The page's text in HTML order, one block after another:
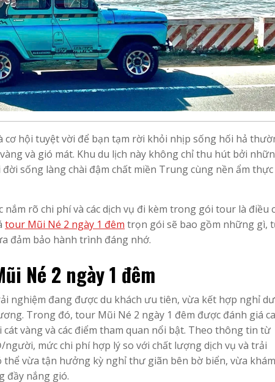
cơ hội tuyệt vời để bạn tạm rời khỏi nhịp sống hối hả
và gió mát. Khu du lịch này không chỉ thu hút bởi
sống làng chài đậm chất miền Trung cùng nền ẩm thực
rõ chi phí và các dịch vụ đi kèm trong gói tour là điều
tour Mũi Né 2 ngày 1 đêm trọn gói sẽ bao gồm những gì,
đảm bảo hành trình đáng nhớ.
Né 2 ngày 1 đêm
nghiệm đang được du khách ưu tiên, vừa kết hợp nghỉ
Trong đó, tour Mũi Né 2 ngày 1 đêm được đánh giá
vàng và các điểm tham quan nổi bật. Theo thông tin từ
mức chi phí hợp lý so với chất lượng dịch vụ và trải
thể vừa tận hưởng kỳ nghỉ thư giãn bên bờ biển, vừa
đầy nắng gió.